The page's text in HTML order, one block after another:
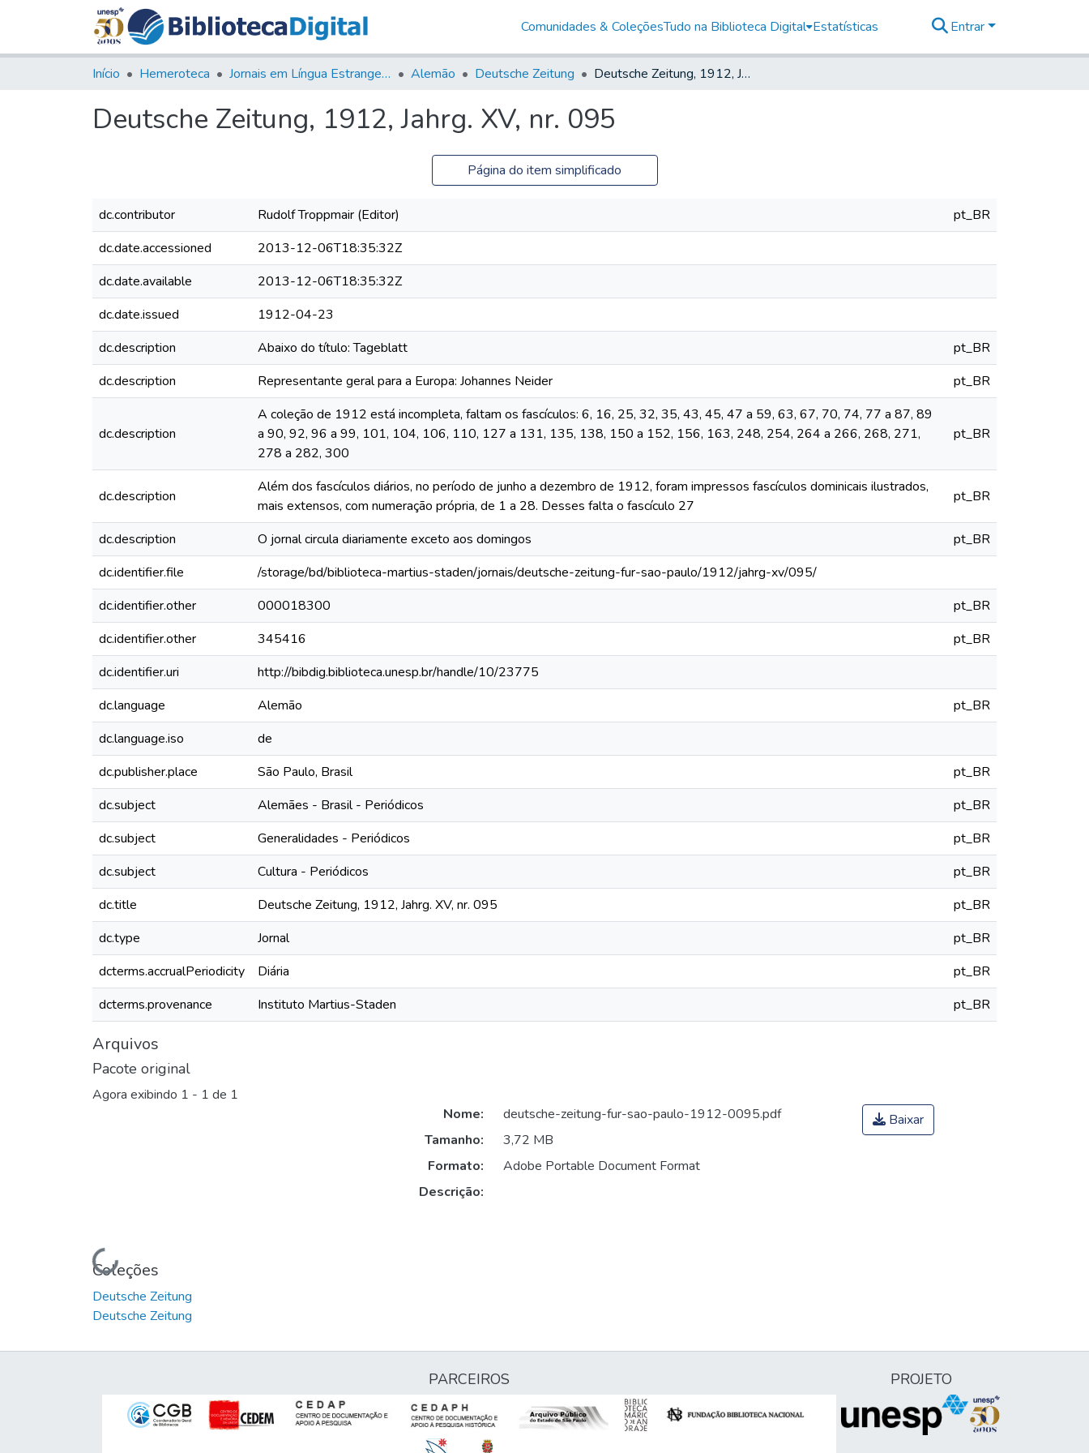
Comunidades & ColeçõesTudo na Biblioteca Digital Estatísticas Entrar
Início Hemeroteca Jornais em Língua Estrangeira Alemão Deutsche Zeitung Deutsche Zeitung, 1912, Jahrg. XV, nr. 095
Deutsche Zeitung, 1912, Jahrg. XV, nr. 095
Página do item simplificado
dc.contributor Rudolf Troppmair (Editor)
pt_BR
dc.date.accessioned
2013-12-06T18:35:32Z
dc.date.available
2013-12-06T18:35:32Z
dc.date.issued
1912-04-23
dc.description
Abaixo do título: Tageblatt
pt_BR
dc.description
Representante geral para a Europa: Johannes Neider pt_BR
dc.description
A coleção de 1912 está incompleta, faltam os fascículos: 6, 16, 25, 32, 35, 43, 45, 47 a 59, 63, 67, 70, 74, 77 a 87, 89
a 90, 92, 96 a 99, 101, 104, 106, 110, 127 a 131, 135, 138, 150 a 152, 156, 163, 248, 254, 264 a 266, 268, 271,
278 a 282, 300
pt_BR
dc.description
Além dos fascículos diários, no período de junho a dezembro de 1912, foram impressos fascículos dominicais ilustrados,
mais extensos, com numeração própria, de 1 a 28. Desses falta o fascículo 27
pt_BR
dc.description O jornal circula diariamente exceto aos domingos
pt_BR
dc.identifier.file
/storage/bd/biblioteca-martius-staden/jornais/deutsche-zeitung-fur-sao-paulo/1912/jahrg-xv/095/
dc.identifier.other
000018300
pt_BR
dc.identifier.other
345416
pt_BR
dc.identifier.uri
http://bibdig.biblioteca.unesp.br/handle/10/23775
dc.language
Alemão
pt_BR
dc.language.iso
de
dc.publisher.place
São Paulo, Brasil
pt_BR
dc.subject
Alemães - Brasil - Periódicos
pt_BR
dc.subject
Generalidades - Periódicos
pt_BR
dc.subject
Cultura - Periódicos
pt_BR
dc.title
Deutsche Zeitung, 1912, Jahrg. XV, nr. 095
pt_BR
dc.type
Jornal
pt_BR
dcterms.accrualPeriodicity
Diária
pt_BR
dcterms.provenance
Instituto Martius-Staden pt_BR
Arquivos
Pacote original
Agora exibindo 1 - 1 de 1
Carregando...
Nome:
deutsche-zeitung-fur-sao-paulo-1912-0095.pdf
Tamanho:
3,72 MB
Formato:
Adobe Portable Document Format
Descrição:
Baixar
Coleções
Deutsche Zeitung
Deutsche Zeitung
PARCEIROS PROJETO